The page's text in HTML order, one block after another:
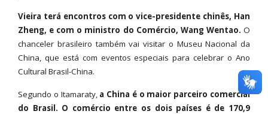
Vieira terá encontros com o vice-presidente chinês, Han
Zheng, e com o ministro do Comércio, Wang Wentao. O
chanceler brasileiro também vai visitar o Museu Nacional da
China, que está com eventos especiais para celebrar o Ano
Cultural Brasil-China.
Segundo o Itamaraty, a China é o maior parceiro comercial
do Brasil. O comércio entre os dois países é de 170,9